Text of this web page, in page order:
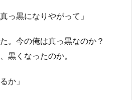
っ黒になりやがって」
。今の俺は真っ黒なのか？
黒くなったのか。
か」